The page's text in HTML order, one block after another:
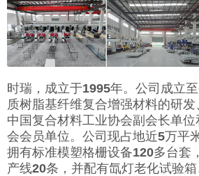
时瑞，成立于1995年。公司成立
质树脂基纤维复合增强材料的研
中国复合材料工业协会副会长单
会会员单位。公司现占地近5万平
拥有标准模塑格栅设备120多台套
产线20条，并配有氙灯老化试验